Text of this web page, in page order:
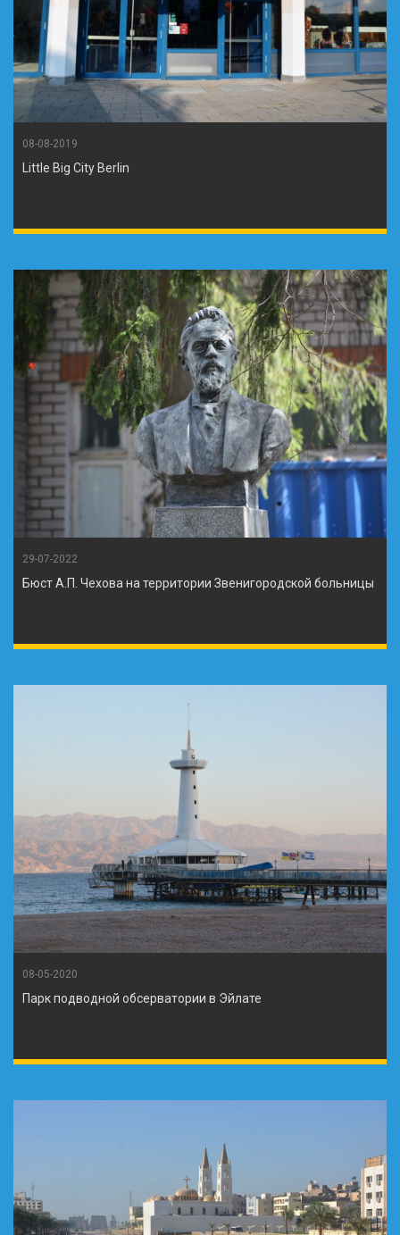
08-08-2019
Little Big City Berlin
29-07-2022
Бюст А.П. Чехова на территории Звенигородской больницы
08-05-2020
Парк подводной обсерватории в Эйлате